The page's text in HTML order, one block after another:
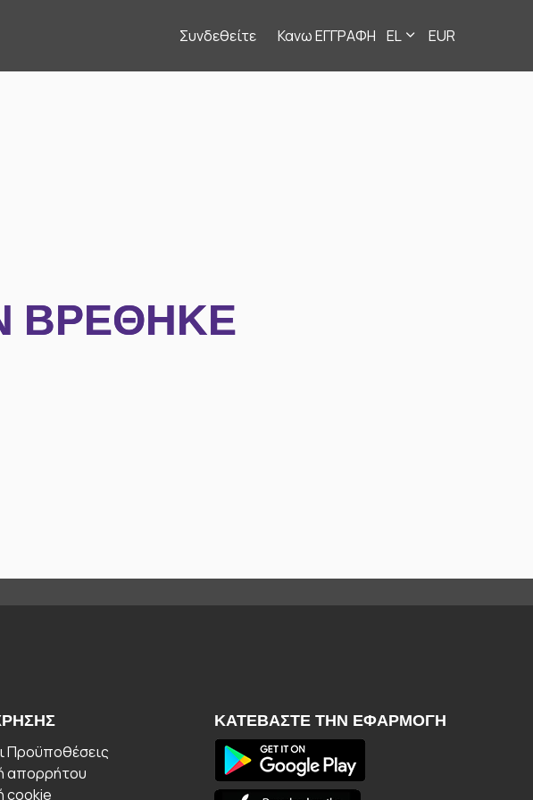
Συνδεθείτε Κανω ΕΓΓΡΑΦΗ EL EUR
ΒΡΈΘΗΚΕ
Προϋποθέσεις
απορρήτου
cookie
ΚΑΤΕΒΆΣΤΕ ΤΗΝ ΕΦΑΡΜΟΓΉ